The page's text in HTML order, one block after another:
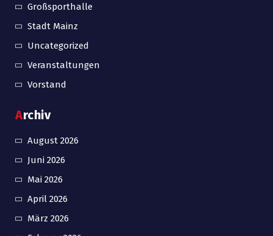
Großsporthalle
Stadt Mainz
Uncategorized
Veranstaltungen
Vorstand
Archiv
August 2026
Juni 2026
Mai 2026
April 2026
März 2026